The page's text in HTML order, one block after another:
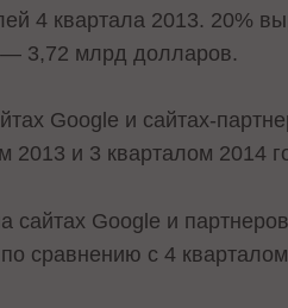
4 квартала 2013. 20%
— 3,72 млрд долларов.
Google и сайтах-
2013 и 3 кварталом 2014
сайтах Google и
сравнению с 4